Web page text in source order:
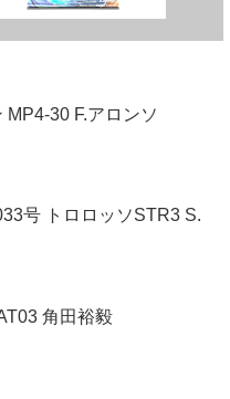
MP4-30 F.アロンソ
号 トロロッソSTR3 S.
角田裕毅